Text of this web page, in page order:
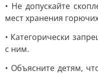
• Не допускайте
мест хранения
• Категорически
с ним.
• Объясните детям,